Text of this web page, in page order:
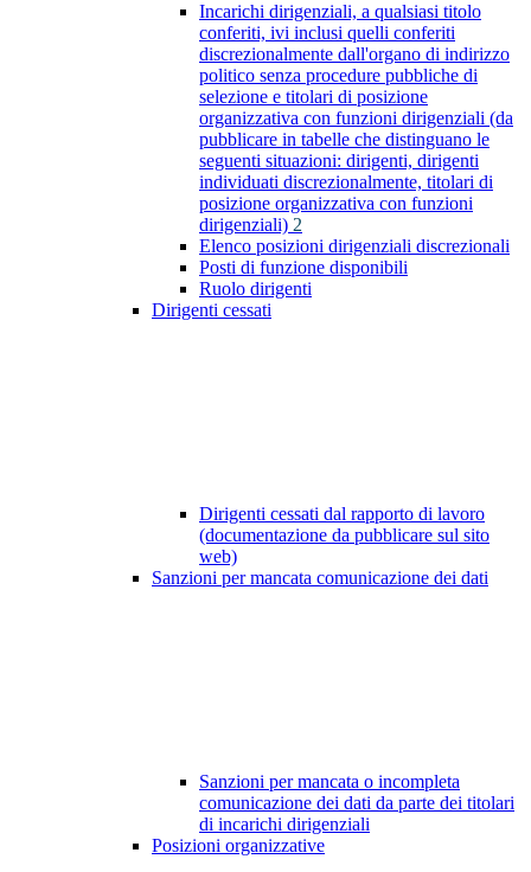
Incarichi dirigenziali, a qualsiasi titolo
conferiti, ivi inclusi quelli conferiti
discrezionalmente dall'organo di indirizzo
politico senza procedure pubbliche di
selezione e titolari di posizione
organizzativa con funzioni dirigenziali (da
pubblicare in tabelle che distinguano le
seguenti situazioni: dirigenti, dirigenti
individuati discrezionalmente, titolari di
posizione organizzativa con funzioni
dirigenziali) 2
Elenco posizioni dirigenziali discrezionali
Posti di funzione disponibili
Ruolo dirigenti
Dirigenti cessati
Dirigenti cessati dal rapporto di lavoro
(documentazione da pubblicare sul sito
web)
Sanzioni per mancata comunicazione dei dati
Sanzioni per mancata o incompleta
comunicazione dei dati da parte dei titolari
di incarichi dirigenziali
Posizioni organizzative